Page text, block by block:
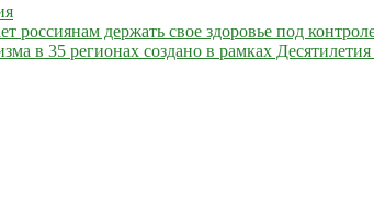
россиянам держать свое здоровье под
в 35 регионах создано в рамках